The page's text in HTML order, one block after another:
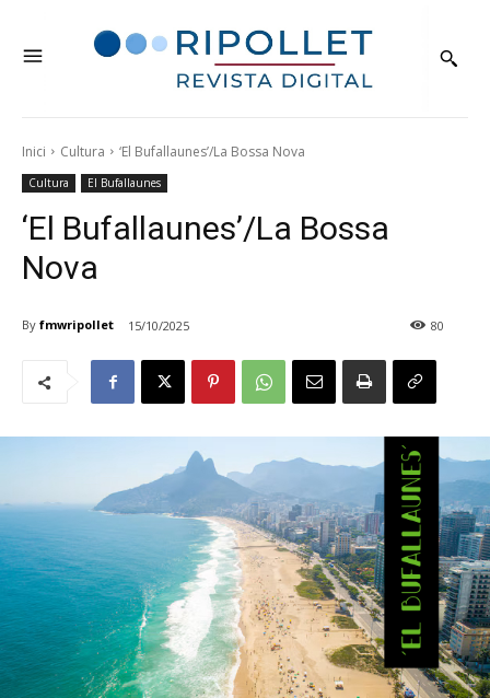
Inici Cultura ‘El Bufallaunes’/La Bossa Nova
Cultura El Bufallaunes
‘El Bufallaunes’/La Bossa
Nova
By fmwripollet 15/10/2025 80